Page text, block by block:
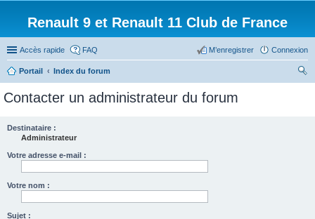
Renault 9 et Renault 11 Club de France
Accès rapide FAQ Connexion
M’enregistrer
Portail
Index du forum
Contacter un administrateur du forum
Destinataire :
Administrateur
Votre adresse e-mail :
Votre nom :
Sujet :